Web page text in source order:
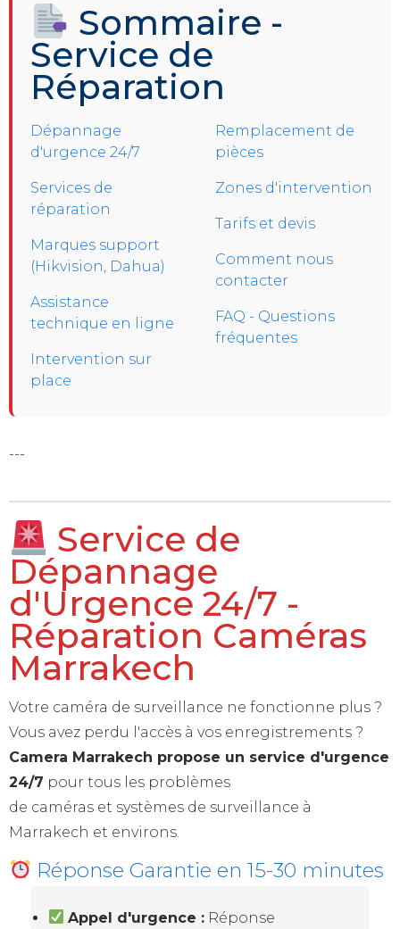
Sommaire -
Service de
Réparation
Dépannage
d'urgence 24/7
Services de
réparation
Marques support
(Hikvision, Dahua)
Assistance
technique en ligne
Intervention sur
place
Remplacement de
pièces
Zones d'intervention
Tarifs et devis
Comment nous
contacter
FAQ - Questions
fréquentes
---
Service de
Dépannage
d'Urgence 24/7 -
Réparation Caméras
Marrakech
Votre caméra de surveillance ne fonctionne plus ?
Vous avez perdu l'accès à vos enregistrements ?
Camera Marrakech propose un service d'urgence
24/7 pour tous les problèmes
de caméras et systèmes de surveillance à
Marrakech et environs.
Réponse Garantie en 15-30 minutes
Appel d'urgence : Réponse